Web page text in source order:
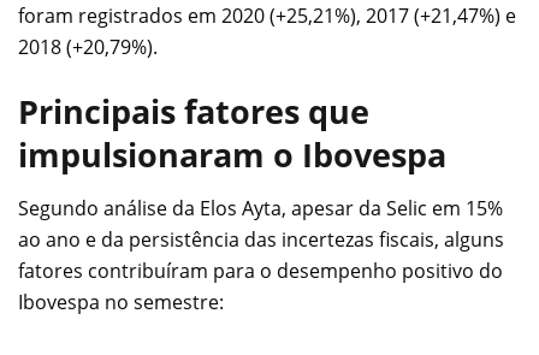
foram registrados em 2020 (+25,21%), 2017 (+21,47%) e
2018 (+20,79%).
Principais fatores que
impulsionaram o Ibovespa
Segundo análise da Elos Ayta, apesar da Selic em 15%
ao ano e da persistência das incertezas fiscais, alguns
fatores contribuíram para o desempenho positivo do
Ibovespa no semestre: